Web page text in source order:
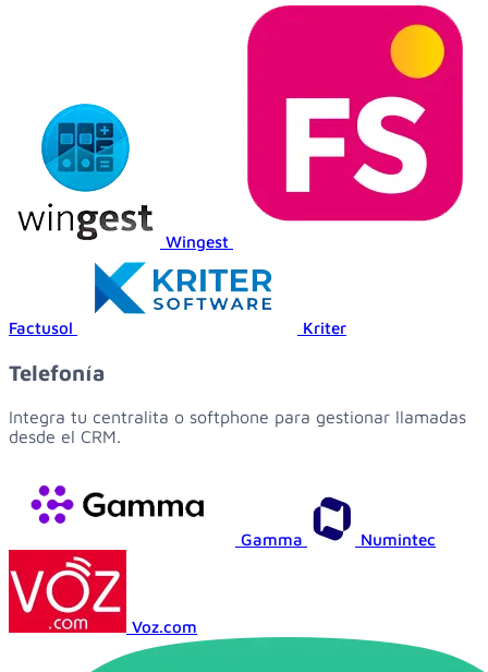
Wingest
Factusol Kriter
Telefonía
Integra tu centralita o softphone para gestionar llamadas
desde el CRM.
Gamma Numintec
Voz.com